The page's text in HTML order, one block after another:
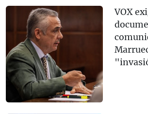
VOX